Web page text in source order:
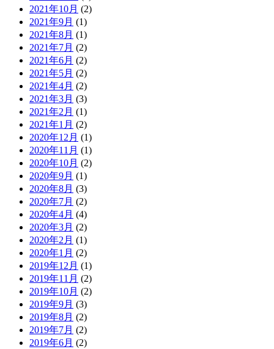
2021年10月 (2)
2021年9月 (1)
2021年8月 (1)
2021年7月 (2)
2021年6月 (2)
2021年5月 (2)
2021年4月 (2)
2021年3月 (3)
2021年2月 (1)
2021年1月 (2)
2020年12月 (1)
2020年11月 (1)
2020年10月 (2)
2020年9月 (1)
2020年8月 (3)
2020年7月 (2)
2020年4月 (4)
2020年3月 (2)
2020年2月 (1)
2020年1月 (2)
2019年12月 (1)
2019年11月 (2)
2019年10月 (2)
2019年9月 (3)
2019年8月 (2)
2019年7月 (2)
2019年6月 (2)